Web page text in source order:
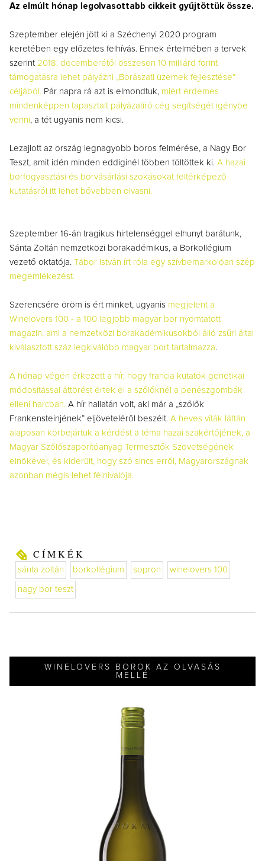
Az elmúlt hónap legolvasottabb cikkeit gyűjtöttük össze.
Szeptember elején jött ki a Széchenyi 2020 program
keretében egy előzetes felhívás. Ennek értelmében a tervek
szerint 2018. decemberétől összesen 10 milliárd forint
támogatásra lehet pályázni „Borászati üzemek fejlesztése”
céljából. Pár napra rá azt is elmondtuk, miért érdemes
mindenképpen tapasztalt pályázatíró cég segítségét igénybe
venni, a tét ugyanis nem kicsi.
Lezajlott az ország legnagyobb boros felmérése, a Nagy Bor
Teszt, amit idén minden eddiginél többen töltöttek ki. A hazai
borfogyasztási és borvásárlási szokásokat feltérképező
kutatásról itt lehet bővebben olvasni.
Szeptember 16-án tragikus hirtelenséggel elhunyt barátunk,
Sánta Zoltán nemzetközi borakadémikus, a Borkollégium
vezető oktatója. Tábor István írt róla egy szívbemarkolóan szép
megemlékezést.
Szerencsére öröm is ért minket, ugyanis megjelent a
Winelovers 100 - a 100 legjobb magyar bor nyomtatott
magazin, ami a nemzetközi borakadémikusokból álló zsűri által
kiválasztott száz legkiválóbb magyar bort tartalmazza.
A hónap végén érkezett a hír, hogy francia kutatók genetikai
módosítással áttörést értek el a szőlőknél a penészgombák
elleni harcban. A hír hallatán volt, aki már a „szőlők
Frankensteinjének” eljöveteléről beszélt. A heves viták láttán
alaposan körbejártuk a kérdést a téma hazai szakértőjének, a
Magyar Szőlőszaporítóanyag Termesztők Szövetségének
elnökével, és kiderült, hogy szó sincs erről, Magyarországnak
azonban mégis lehet félnivalója.
CÍMKÉK
sánta zoltán borkollégium sopron winelovers 100
nagy bor teszt
WINELOVERS BOROK AZ OLVASÁS
MELLÉ